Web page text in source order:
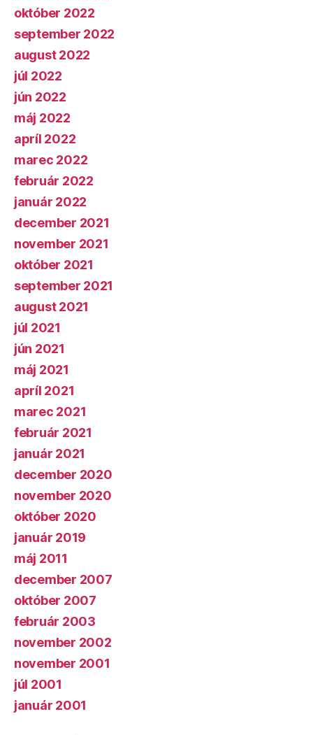
október 2022
september 2022
august 2022
júl 2022
jún 2022
máj 2022
apríl 2022
marec 2022
február 2022
január 2022
december 2021
november 2021
október 2021
september 2021
august 2021
júl 2021
jún 2021
máj 2021
apríl 2021
marec 2021
február 2021
január 2021
december 2020
november 2020
október 2020
január 2019
máj 2011
december 2007
október 2007
február 2003
november 2002
november 2001
júl 2001
január 2001